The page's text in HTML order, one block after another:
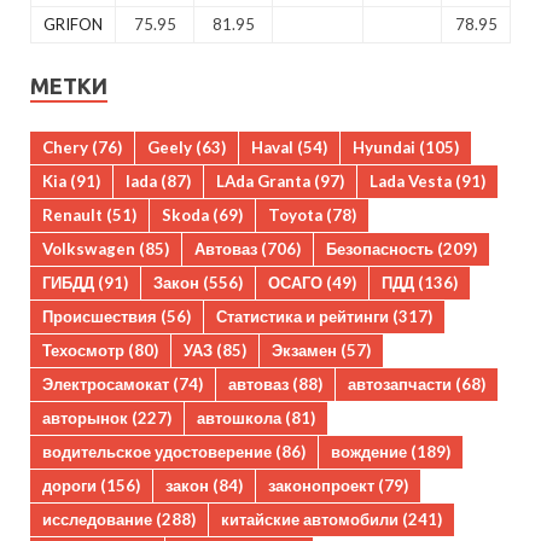
GRIFON
75.95 81.95 78.95
МЕТКИ
Chery (76) Geely (63) Haval (54) Hyundai (105)
Kia (91) lada (87) LAda Granta (97) Lada Vesta (91)
Renault (51) Skoda (69) Toyota (78)
Volkswagen (85) Автоваз (706) Безопасность (209)
ГИБДД (91) Закон (556) ОСАГО (49) ПДД (136)
Происшествия (56) Статистика и рейтинги (317)
Техосмотр (80) УАЗ (85) Экзамен (57)
Электросамокат (74) автоваз (88) автозапчасти (68)
авторынок (227) автошкола(81)
водительское удостоверение (86) вождение (189)
дороги (156) закон (84) законопроект (79)
исследование (288) китайские автомобили (241)